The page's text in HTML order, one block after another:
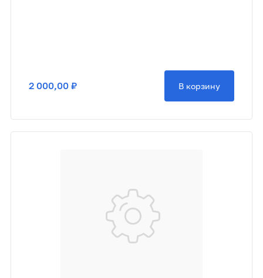
2 000,00 ₽ В корзину